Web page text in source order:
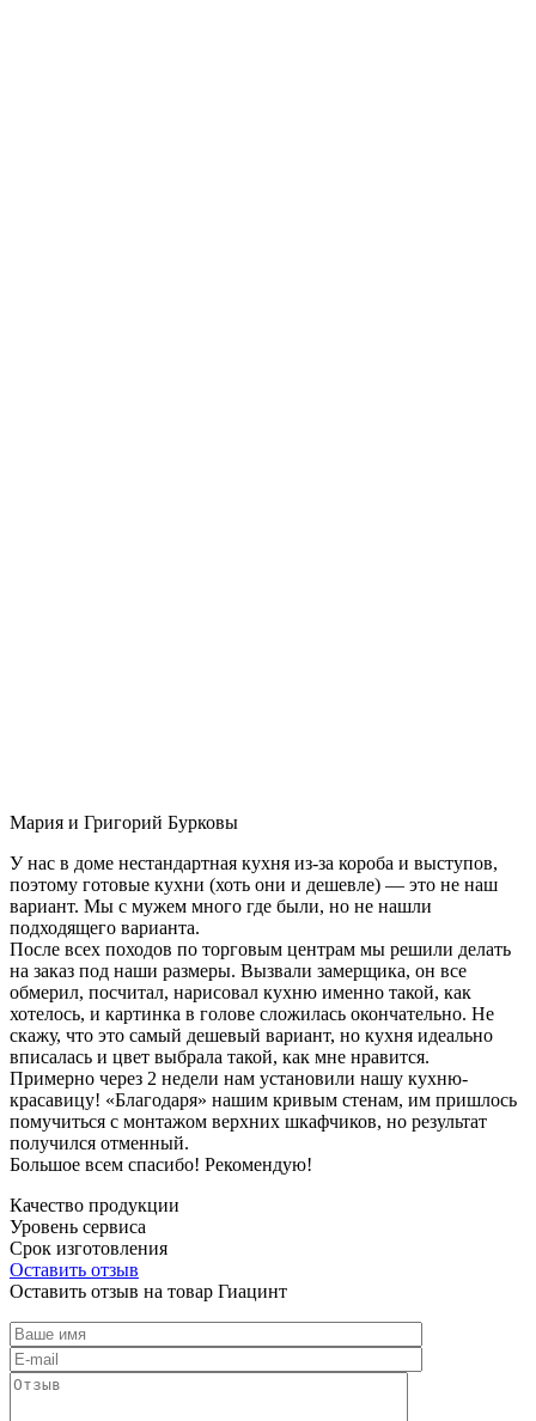
Мария и Григорий Бурковы
У нас в доме нестандартная кухня из-за короба и выступов,
поэтому готовые кухни (хоть они и дешевле) — это не наш
вариант. Мы с мужем много где были, но не нашли
подходящего варианта.
После всех походов по торговым центрам мы решили делать
на заказ под наши размеры. Вызвали замерщика, он все
обмерил, посчитал, нарисовал кухню именно такой, как
хотелось, и картинка в голове сложилась окончательно. Не
скажу, что это самый дешевый вариант, но кухня идеально
вписалась и цвет выбрала такой, как мне нравится.
Примерно через 2 недели нам установили нашу кухню-
красавицу! «Благодаря» нашим кривым стенам, им пришлось
помучиться с монтажом верхних шкафчиков, но результат
получился отменный.
Большое всем спасибо! Рекомендую!
Качество продукции
Уровень сервиса
Срок изготовления
Оставить отзыв
Оставить отзыв на товар Гиацинт